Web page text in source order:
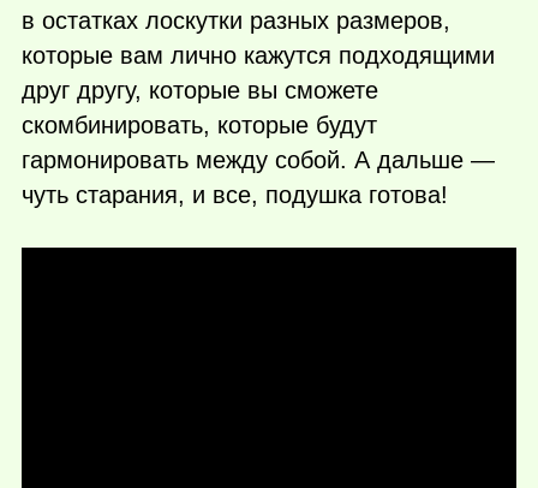
в остатках лоскутки разных размеров,
которые вам лично кажутся подходящими
друг другу, которые вы сможете
скомбинировать, которые будут
гармонировать между собой. А дальше —
чуть старания, и все, подушка готова!